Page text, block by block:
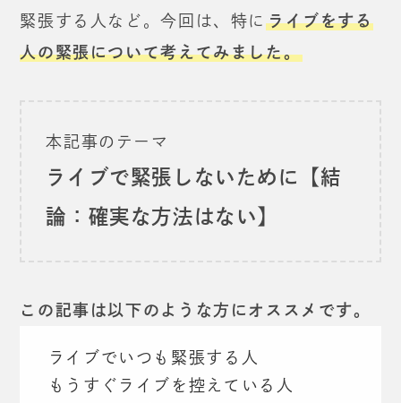
緊張する人など。今回は、特に ライブをする
人の緊張について考えてみました。
本記事のテーマ
ライブで緊張しないために【結
論：確実な方法はない】
この記事は以下のような方にオススメです。
ライブでいつも緊張する人
もうすぐライブを控えている人